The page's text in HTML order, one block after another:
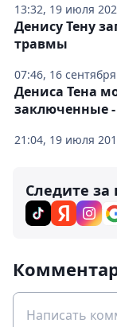
13:32, 19 июля
07:46, 16
Денису Тену
травмы
21:04, 19 июля
Дениса Тена
заключенные -
Следите за